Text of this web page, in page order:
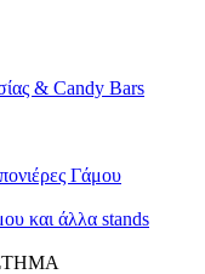
& Candy Bars
Γάμου
και άλλα stands